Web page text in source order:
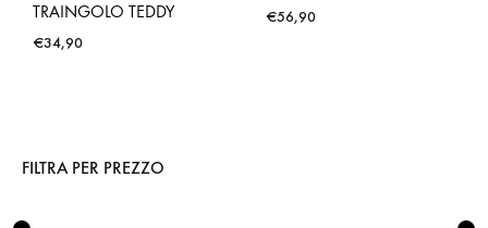
TRAINGOLO TEDDY
€34,90
€56,90
FILTRA PER PREZZO